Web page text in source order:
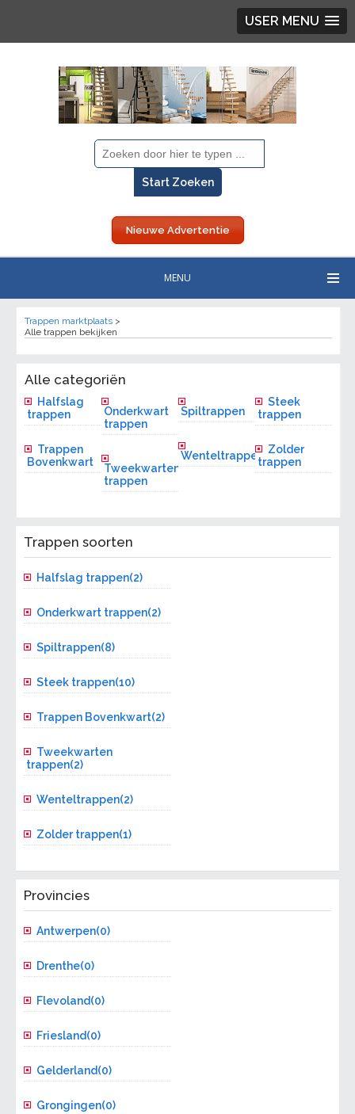
USER MENU
Nieuwe Advertentie
MENU
Trappen marktplaats >
Alle trappen bekijken
Alle categoriën
Halfslag
trappen
Trappen
Bovenkwart
Onderkwart
trappen
Tweekwarten
trappen
Spiltrappen
Wenteltrappen
Steek
trappen
Zolder
trappen
Trappen soorten
Halfslag trappen(2)
Onderkwart trappen(2)
Spiltrappen(8)
Steek trappen(10)
Trappen Bovenkwart(2)
Tweekwarten
trappen(2)
Wenteltrappen(2)
Zolder trappen(1)
Provincies
Antwerpen(0)
Drenthe(0)
Flevoland(0)
Friesland(0)
Gelderland(0)
Grongingen(0)